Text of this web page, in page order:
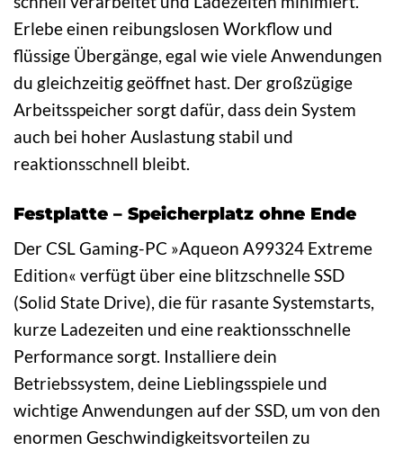
Erlebe einen reibungslosen Workflow und
flüssige Übergänge, egal wie viele Anwendungen
du gleichzeitig geöffnet hast. Der großzügige
Arbeitsspeicher sorgt dafür, dass dein System
auch bei hoher Auslastung stabil und
reaktionsschnell bleibt.
Festplatte – Speicherplatz ohne Ende
Der CSL Gaming-PC »Aqueon A99324 Extreme
Edition« verfügt über eine blitzschnelle SSD
(Solid State Drive), die für rasante Systemstarts,
kurze Ladezeiten und eine reaktionsschnelle
Performance sorgt. Installiere dein
Betriebssystem, deine Lieblingsspiele und
wichtige Anwendungen auf der SSD, um von den
enormen Geschwindigkeitsvorteilen zu